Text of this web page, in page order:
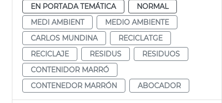
EN PORTADA TEMÁTICA
NORMAL
MEDI AMBIENT
MEDIO AMBIENTE
CARLOS MUNDINA
RECICLATGE
RECICLAJE
RESIDUS
RESIDUOS
CONTENIDOR MARRÓ
CONTENEDOR MARRÓN
ABOCADOR